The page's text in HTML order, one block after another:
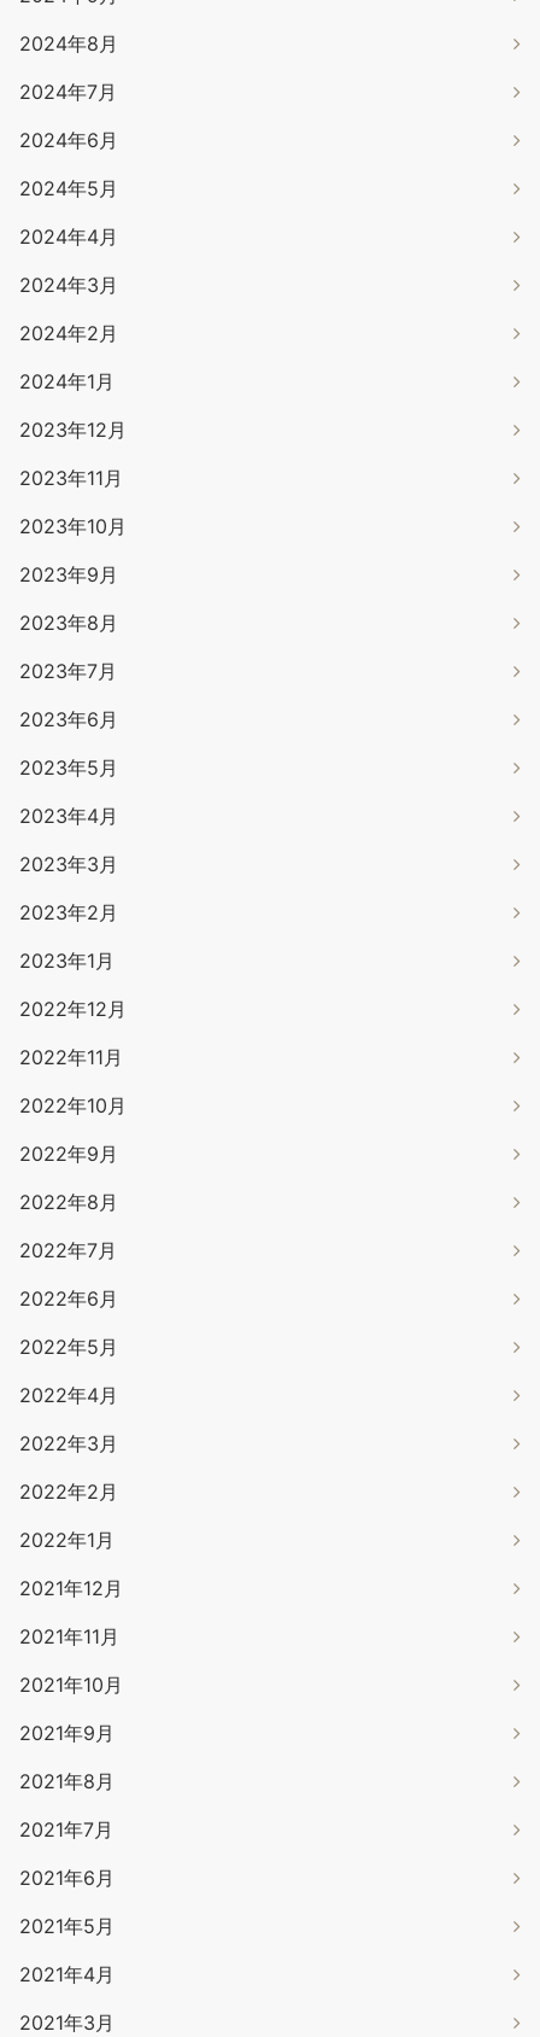
2024年8月
2024年7月
2024年6月
2024年5月
2024年4月
2024年3月
2024年2月
2024年1月
2023年12月
2023年11月
2023年10月
2023年9月
2023年8月
2023年7月
2023年6月
2023年5月
2023年4月
2023年3月
2023年2月
2023年1月
2022年12月
2022年11月
2022年10月
2022年9月
2022年8月
2022年7月
2022年6月
2022年5月
2022年4月
2022年3月
2022年2月
2022年1月
2021年12月
2021年11月
2021年10月
2021年9月
2021年8月
2021年7月
2021年6月
2021年5月
2021年4月
2021年3月